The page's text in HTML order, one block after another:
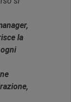
la